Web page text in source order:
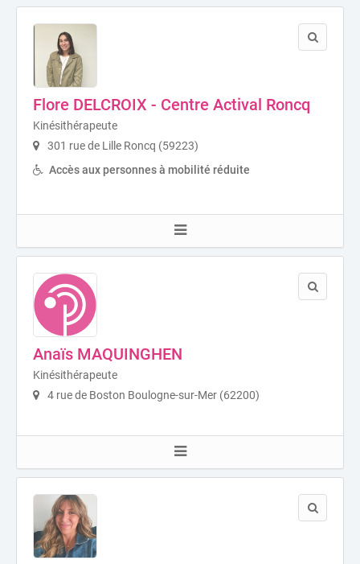
Flore DELCROIX - Centre Actival Roncq
Kinésithérapeute
301 rue de Lille Roncq (59223)
Accès aux personnes à mobilité réduite
Anaïs MAQUINGHEN
Kinésithérapeute
4 rue de Boston Boulogne-sur-Mer (62200)